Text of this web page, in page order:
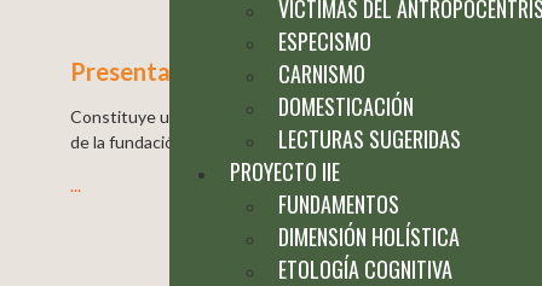
VÍCTIMAS DEL
ESPECISMO
CARNISMO
DOMESTICACIÓN
LECTURAS SUGERIDAS
PROYECTO IIE
FUNDAMENTOS
DIMENSIÓN HOLÍSTICA
ETOLOGÍA COGNITIVA
Presentación
Constituye uno de los proyectos más significativos
de la fundación, debido a que su objetivo
...